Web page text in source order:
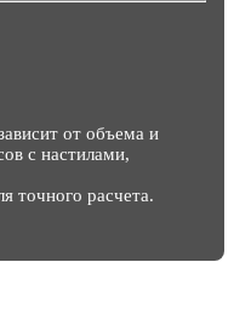
от объема и
с настилами,
точного расчета.